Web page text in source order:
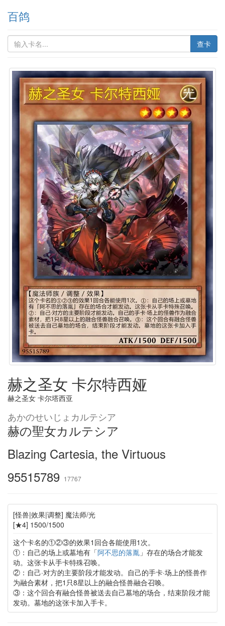
百鸽
查卡
赫之圣女 卡尔特西娅
赫之圣女 卡尔塔西亚
あかのせいじょカルテシア
赫の聖女カルテシア
Blazing Cartesia, the Virtuous
95515789 17767
[怪兽|效果|调整] 魔法师/光
[★4] 1500/1500
这个卡名的①②③的效果1回合各能使用1次。
①：自己的场上或墓地有「阿不思的落胤」存在的场合才能发
动。这张卡从手卡特殊召唤。
②：自己·对方的主要阶段才能发动。自己的手卡·场上的怪兽作
为融合素材，把1只8星以上的融合怪兽融合召唤。
③：这个回合有融合怪兽被送去自己墓地的场合，结束阶段才能
发动。墓地的这张卡加入手卡。